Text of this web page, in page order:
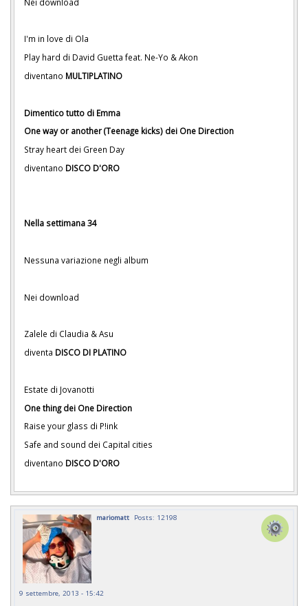
I'm in love di Ola
Play hard di David Guetta feat. Ne-Yo & Akon
diventano MULTIPLATINO
Dimentico tutto di Emma
One way or another (Teenage kicks) dei One Direction
Stray heart dei Green Day
diventano DISCO D'ORO
Nella settimana 34
Nessuna variazione negli album
Nei download
Zalele di Claudia & Asu
diventa DISCO DI PLATINO
Estate di Jovanotti
One thing dei One Direction
Raise your glass di P!ink
Safe and sound dei Capital cities
diventano DISCO D'ORO
mariomatt Posts: 12198
9 settembre, 2013 - 15:42